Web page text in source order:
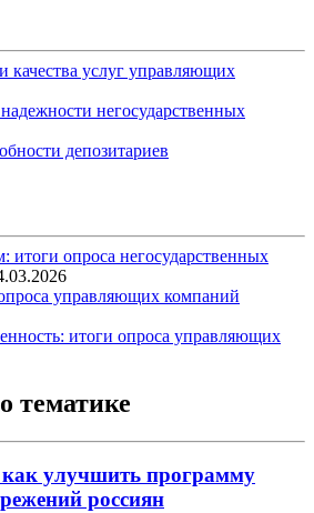
качества услуг управляющих
негосударственных
депозитариев
опроса негосударственных
управляющих компаний
итоги опроса управляющих
тематике
улучшить программу
россиян